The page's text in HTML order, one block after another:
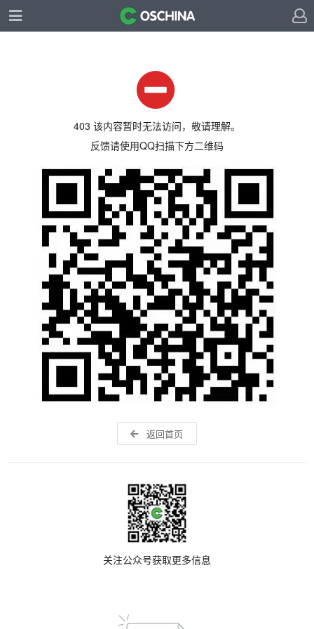
403 该内容暂时无法访问，敬请理解。
反馈请使用QQ扫描下方二维码
返回首页
关注公众号获取更多信息